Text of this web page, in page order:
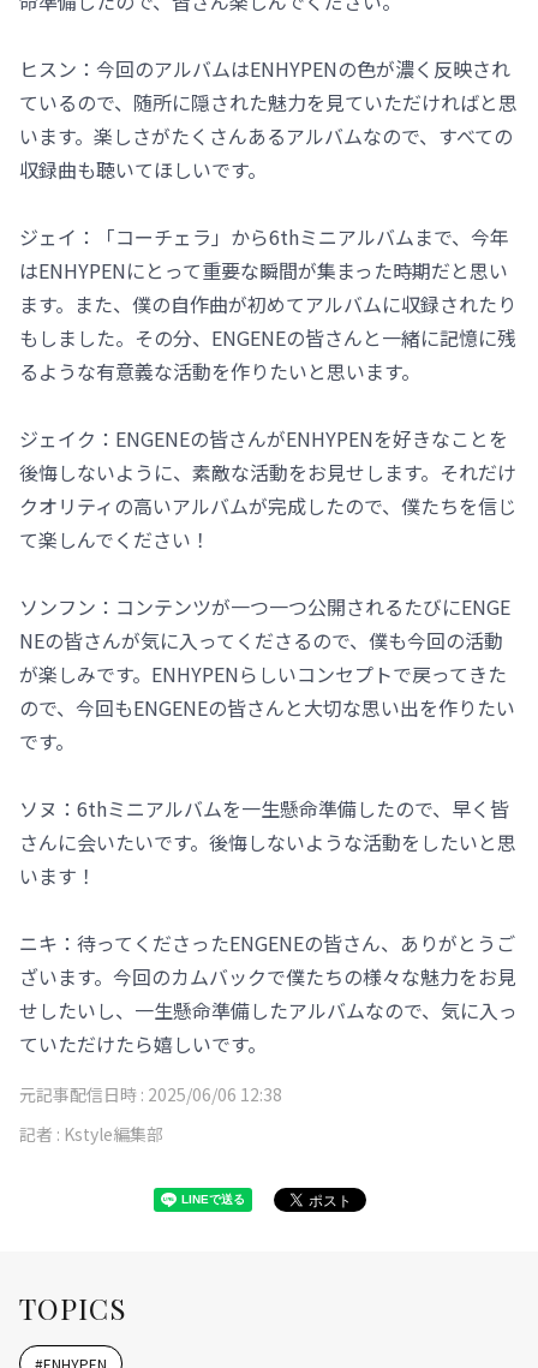
ヒスン：今回のアルバムはENHYPENの色が濃く反映され
ているので、随所に隠された魅力を見ていただければと思
います。楽しさがたくさんあるアルバムなので、すべての
収録曲も聴いてほしいです。
ジェイ：「コーチェラ」から6thミニアルバムまで、今年
はENHYPENにとって重要な瞬間が集まった時期だと思い
ます。また、僕の自作曲が初めてアルバムに収録されたり
もしました。その分、ENGENEの皆さんと一緒に記憶に残
るような有意義な活動を作りたいと思います。
ジェイク：ENGENEの皆さんがENHYPENを好きなことを
後悔しないように、素敵な活動をお見せします。それだけ
クオリティの高いアルバムが完成したので、僕たちを信じ
て楽しんでください！
ソンフン：コンテンツが一つ一つ公開されるたびにENGE
NEの皆さんが気に入ってくださるので、僕も今回の活動
が楽しみです。ENHYPENらしいコンセプトで戻ってきた
ので、今回もENGENEの皆さんと大切な思い出を作りたい
です。
ソヌ：6thミニアルバムを一生懸命準備したので、早く皆
さんに会いたいです。後悔しないような活動をしたいと思
います！
ニキ：待ってくださったENGENEの皆さん、ありがとうご
ざいます。今回のカムバックで僕たちの様々な魅力をお見
せしたいし、一生懸命準備したアルバムなので、気に入っ
ていただけたら嬉しいです。
元記事配信日時 : 2025/06/06 12:38
記者 : Kstyle編集部
TOPICS
#ENHYPEN